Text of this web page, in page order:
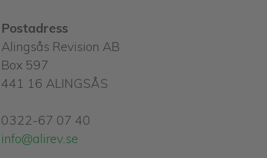
Postadress
Alingsås Revision AB
Box 597
441 16 ALINGSÅS
0322-67 07 40
info@alirev.se